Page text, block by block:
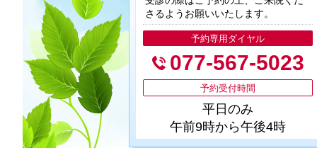
さるようお願いいたします。
予約専用ダイヤル
077-567-5023
予約受付時間
平日のみ
午前9時から午後4時